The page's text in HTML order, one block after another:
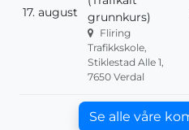
17. august
grunnkurs)
Fliring
Trafikkskole,
Stiklestad Alle 1,
7650 Verdal
Se alle våre